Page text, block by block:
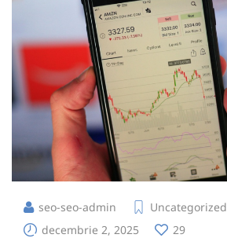
seo-seo-admin
Uncategorized
decembrie 2, 2025
29